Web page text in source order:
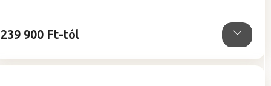
239 900 Ft-tól